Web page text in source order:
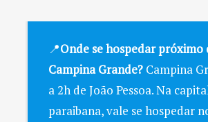
📍Onde se hospedar próximo
Campina Grande? Campina
a 2h de João Pessoa. Na
paraibana, vale se hospedar